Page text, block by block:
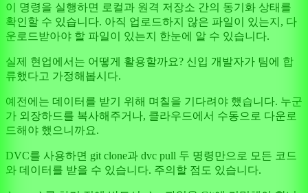
이 명령을 실행하면 로컬과 원격 저장소 간의 동기화 상태를
확인할 수 있습니다. 아직 업로드하지 않은 파일이 있는지, 다
운로드받아야 할 파일이 있는지 한눈에 알 수 있습니다.
실제 현업에서는 어떻게 활용할까요? 신입 개발자가 팀에 합
류했다고 가정해봅시다.
예전에는 데이터를 받기 위해 며칠을 기다려야 했습니다. 누군
가 외장하드를 복사해주거나, 클라우드에서 수동으로 다운로
드해야 했으니까요.
DVC를 사용하면 git clone과 dvc pull 두 명령만으로 모든 코드
와 데이터를 받을 수 있습니다. 주의할 점도 있습니다.